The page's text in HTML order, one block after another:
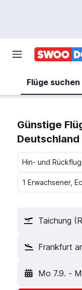
Flüge suchen
Günstige
Deutschland
Hin- und Rückflug
1 Erwachsener,
Taichung
Frankfurt
Mo 7.9. -